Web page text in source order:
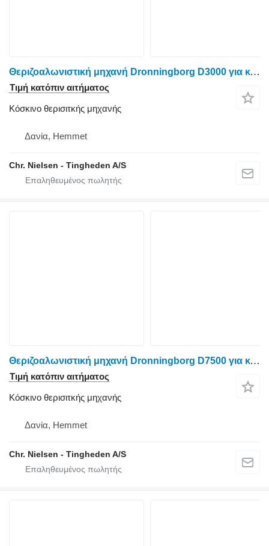
Θεριζοαλωνιστική μηχανή Dronningborg D3000 για κόσκινο θερισιτκής μηχανής
Τιμή κατόπιν αιτήματος
Κόσκινο θερισιτκής μηχανής
Δανία, Hemmet
Chr. Nielsen - Tingheden A/S
Θεριζοαλωνιστική μηχανή Dronningborg D7500 για κόσκινο θερισιτκής μηχανής
Τιμή κατόπιν αιτήματος
Κόσκινο θερισιτκής μηχανής
Δανία, Hemmet
Chr. Nielsen - Tingheden A/S